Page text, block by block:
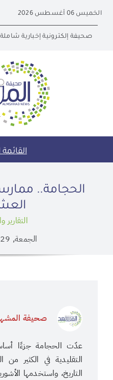
content
الخميس 06 أغسطس 2026
صحيفة إلكترونية إخبارية شاملة
الحجامة..
التقارير
الجمعة, 29 مايو, 2015
صحيفة
عدّت الحجامة جزءًا
التقليدية في الكثير